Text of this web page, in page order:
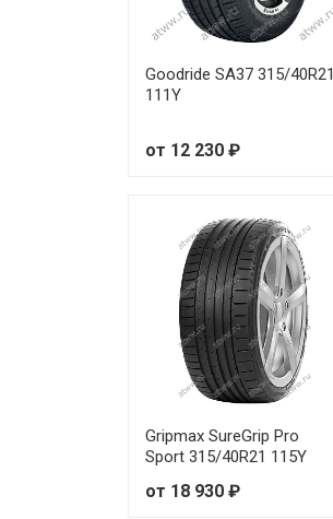
Goodride SA37 315/40R21
111Y
от 12 230 ₽
Gripmax SureGrip Pro
Sport 315/40R21 115Y
от 18 930 ₽